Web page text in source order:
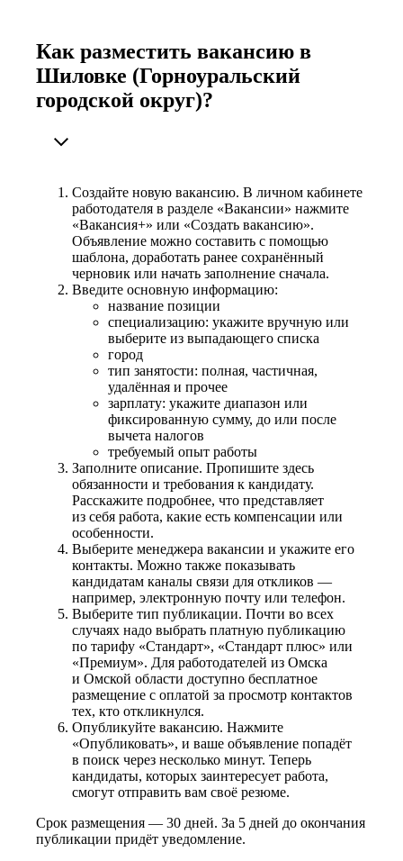
Как разместить вакансию в
Шиловке (Горноуральский
городской округ)?
Создайте новую вакансию. В личном кабинете
работодателя в разделе «Вакансии» нажмите
«Вакансия+» или «Создать вакансию».
Объявление можно составить с помощью
шаблона, доработать ранее сохранённый
черновик или начать заполнение сначала.
Введите основную информацию:
название позиции
специализацию: укажите вручную или
выберите из выпадающего списка
город
тип занятости: полная, частичная,
удалённая и прочее
зарплату: укажите диапазон или
фиксированную сумму, до или после
вычета налогов
требуемый опыт работы
Заполните описание. Пропишите здесь
обязанности и требования к кандидату.
Расскажите подробнее, что представляет
из себя работа, какие есть компенсации или
особенности.
Выберите менеджера вакансии и укажите его
контакты. Можно также показывать
кандидатам каналы связи для откликов —
например, электронную почту или телефон.
Выберите тип публикации. Почти во всех
случаях надо выбрать платную публикацию
по тарифу «Стандарт», «Стандарт плюс» или
«Премиум». Для работодателей из Омска
и Омской области доступно бесплатное
размещение с оплатой за просмотр контактов
тех, кто откликнулся.
Опубликуйте вакансию. Нажмите
«Опубликовать», и ваше объявление попадёт
в поиск через несколько минут. Теперь
кандидаты, которых заинтересует работа,
смогут отправить вам своё резюме.
Срок размещения — 30 дней. За 5 дней до окончания
публикации придёт уведомление.